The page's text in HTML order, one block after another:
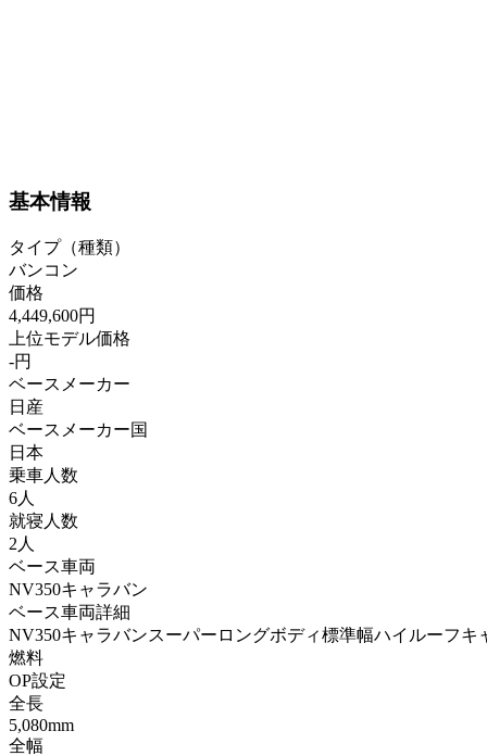
基本情報
タイプ（種類）
バンコン
価格
4,449,600円
上位モデル価格
-円
ベースメーカー
日産
ベースメーカー国
日本
乗車人数
6人
就寝人数
2人
ベース車両
NV350キャラバン
ベース車両詳細
NV350キャラバンスーパーロングボディ標準幅ハイルーフキ
燃料
OP設定
全長
5,080mm
全幅